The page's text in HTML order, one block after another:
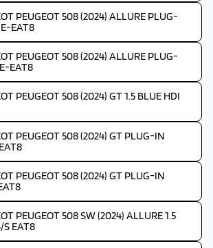
PEUGEOT 508 (2024) ALLURE PLUG-
EAT8
PEUGEOT 508 (2024) ALLURE PLUG-
EAT8
PEUGEOT 508 (2024) GT 1.5 BLUE HDI
PEUGEOT 508 (2024) GT PLUG-IN
PEUGEOT 508 (2024) GT PLUG-IN
PEUGEOT 508 SW (2024) ALLURE 1.5
S EAT8